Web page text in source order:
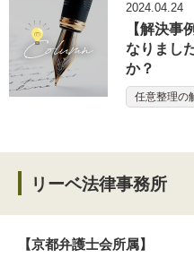
2024.04.24
【解決事
なりまし
か？
任意整理の
リーベ法律事務所
【京都弁護士会所属】